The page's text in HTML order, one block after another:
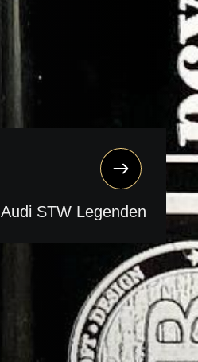
Audi STW Legenden